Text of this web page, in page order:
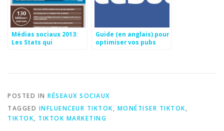
Médias sociaux 2013:
Les Stats qui
Guide (en anglais) pour
optimiser vos pubs
POSTED IN RÉSEAUX SOCIAUX
TAGGED INFLUENCEUR TIKTOK, MONÉTISER TIKTOK,
TIKTOK, TIKTOK MARKETING